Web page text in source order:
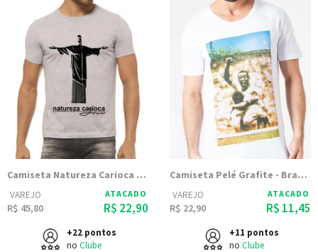
Camiseta Natureza Carioca Cinza Mescla Estampada
VAREJO
R$ 45,80
ATACADO
R$ 22,90
+22 pontos
no Clube
Camiseta Pelé Grafite - Branca
VAREJO
R$ 22,90
ATACADO
R$ 11,45
+11 pontos
no Clube